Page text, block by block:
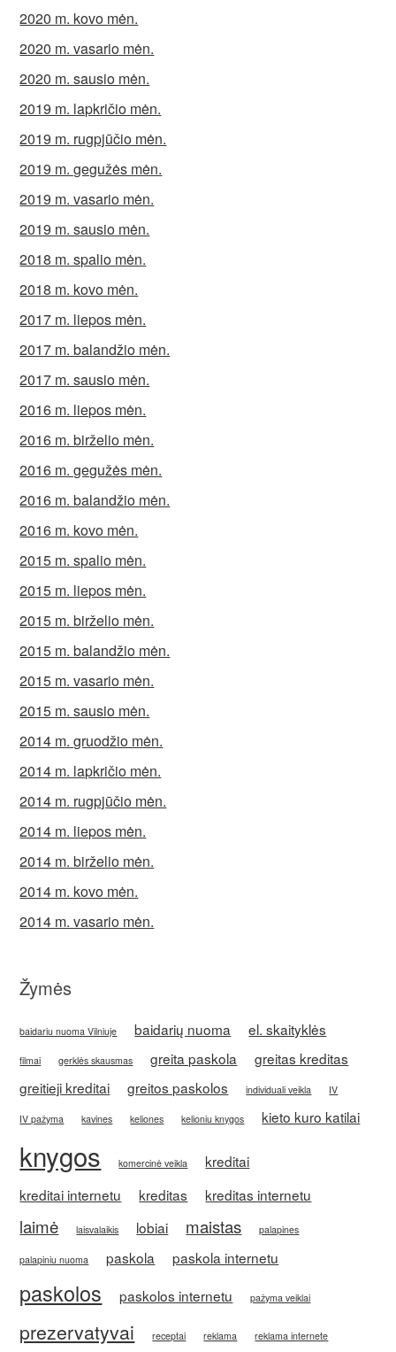
2020 m. kovo mėn.
2020 m. vasario mėn.
2020 m. sausio mėn.
2019 m. lapkričio mėn.
2019 m. rugpjūčio mėn.
2019 m. gegužės mėn.
2019 m. vasario mėn.
2019 m. sausio mėn.
2018 m. spalio mėn.
2018 m. kovo mėn.
2017 m. liepos mėn.
2017 m. balandžio mėn.
2017 m. sausio mėn.
2016 m. liepos mėn.
2016 m. birželio mėn.
2016 m. gegužės mėn.
2016 m. balandžio mėn.
2016 m. kovo mėn.
2015 m. spalio mėn.
2015 m. liepos mėn.
2015 m. birželio mėn.
2015 m. balandžio mėn.
2015 m. vasario mėn.
2015 m. sausio mėn.
2014 m. gruodžio mėn.
2014 m. lapkričio mėn.
2014 m. rugpjūčio mėn.
2014 m. liepos mėn.
2014 m. birželio mėn.
2014 m. kovo mėn.
2014 m. vasario mėn.
Žymės
baidariu nuoma Vilniuje baidarių nuoma el. skaityklės
filmai gerklės skausmas greita paskola
greitas kreditas
greitieji kreditai
greitos paskolos individuali veikla IV
IV pažyma kavines keliones kelioniu knygos kieto kuro katilai
knygos komercinė veikla
kreditai
kreditai internetu
kreditas kreditas internetu
laimė laisvalaikis lobiai maistas palapines
palapiniu nuoma paskola paskola internetu
paskolos paskolos internetu pažyma veiklai
prezervatyvai receptai reklama reklama internete